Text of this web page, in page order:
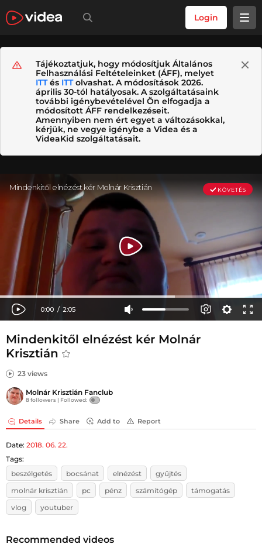
Login
Tájékoztatjuk, hogy módosítjuk Általános
Felhasználási Feltételeinket (ÁFF), melyet
ITTés ITTolvashat. A módosítások 2026.
április 30-tól hatályosak. A szolgáltatásaink
további igénybevételével Ön elfogadja a
módosított ÁFF rendelkezéseit.
Amennyiben nem ért egyet a változásokkal,
kérjük, ne vegye igénybe a Videa és a
VideaKid szolgáltatásait.
Mindenkitől elnézést kér Molnár
Krisztián
23 views
Molnár Krisztián Fanclub
8 followers | Followed:
Details Share Add to Report
Date: 2018. 06. 22.
Tags:
beszélgetés
bocsánat elnézést
gyűjtés
molnár krisztián
pc pénz számítógép
támogatás
vlog
youtuber
Recommended videos